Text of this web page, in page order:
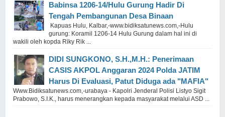
Babinsa 1206-14/Hulu Gurung Hadir Di
Tengah Pembangunan Desa Binaan
Kapuas Hulu, Kalbar,-www.bidiksatunews.com,-Hulu
gurung: Koramil 1206-14 Hulu Gurung dalam hal ini di
wakili oleh kopda Riky Rik ...
DIDI SUNGKONO, S.H.,M.H.: Penerimaan
CASIS AKPOL Anggaran 2024 Polda JATIM
Harus Di Evaluasi, Patut Diduga ada "MAFIA"
Www.Bidiksatunews.com,-urabaya - Kapolri Jenderal Polisi Listyo Sigit
Prabowo, S.I.K., harus menerangkan kepada masyarakat melalui ASD ...